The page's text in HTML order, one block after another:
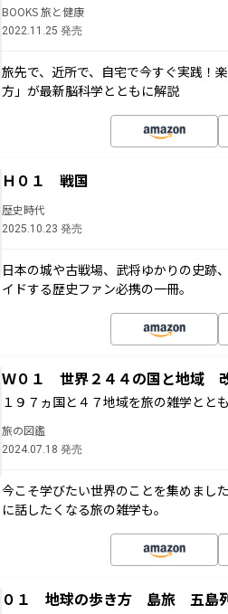
BOOKS 旅と健康
2022.11.25 発売
旅先で、近所で、自宅で今すぐ実践！
方」が最新脳科学とともに解説
Ｈ０１ 戦国
歴史時代
2025.10.23 発売
日本の城や古戦場、武将ゆかりの史跡
イドする歴史ファン必携の一冊。
Ｗ０１ 世界２４４の国と地域
１９７ヵ国と４７地域を旅の雑学とと
旅の図鑑
2024.07.18 発売
今こそ学びたい世界のことを集めまし
に話したくなる旅の雑学も。
０１ 地球の歩き方 島旅 五島